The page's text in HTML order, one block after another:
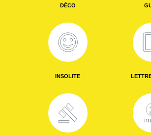
DÉCO
INSOLITE